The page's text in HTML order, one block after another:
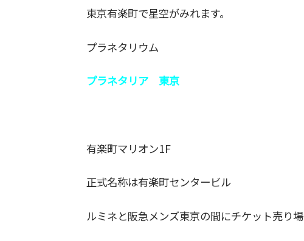
東京有楽町で星空がみれます。
プラネタリウム
プラネタリア 東京
有楽町マリオン1F
正式名称は有楽町センタービル
ルミネと阪急メンズ東京の間にチケット売り場